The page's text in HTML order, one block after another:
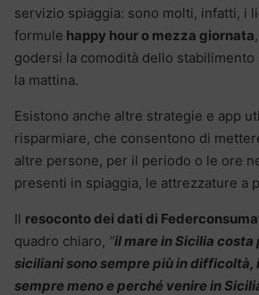
servizio spiaggia: sono molti, infatti, i
formule happy hour o mezza giornata
godersi la comodità dello stabilimento
la mattina.
Esistono anche altre strategie e app
risparmiare, che consentono di
altre persone, per il periodo o le ore
presenti in spiaggia, le attrezzature a
Il resoconto dei dati di
quadro chiaro, “il mare in Sicilia costa
siciliani sono sempre più in difficoltà,
sempre meno e perché venire in